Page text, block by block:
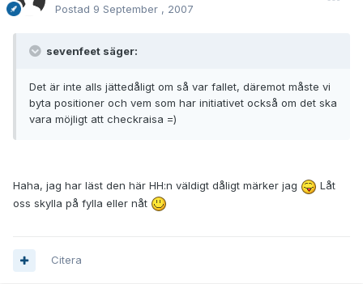
Postad 9 September , 2007
sevenfeet säger:
Det är inte alls jättedåligt om så var fallet, däremot måste vi
byta positioner och vem som har initiativet också om det ska
vara möjligt att checkraisa =)
Haha, jag har läst den här HH:n väldigt dåligt märker jag
Låt
oss skylla på fylla eller nåt
Citera